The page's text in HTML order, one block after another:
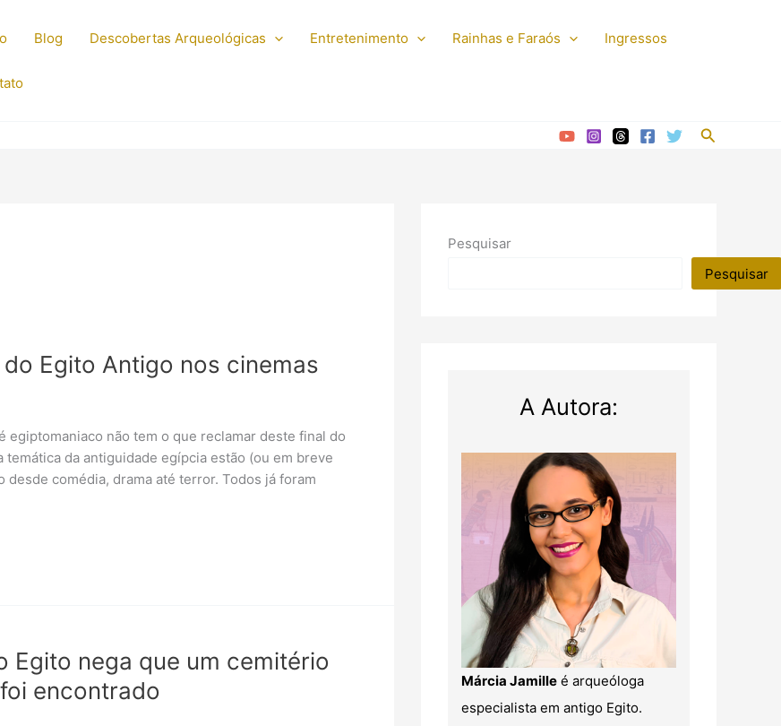
Blog Descobertas Arqueológicas Entretenimento Rainhas e Faraós Ingressos
Pesquisar
Egito Antigo nos cinemas
egiptomaniaco não tem o que reclamar deste final do
da antiguidade egípcia estão (ou em breve
comédia, drama até terror. Todos já foram
Egito nega que um cemitério
encontrado
Pesquisar
Pesquisar
A Autora:
Márcia Jamille é arqueóloga
especialista em antigo Egito.